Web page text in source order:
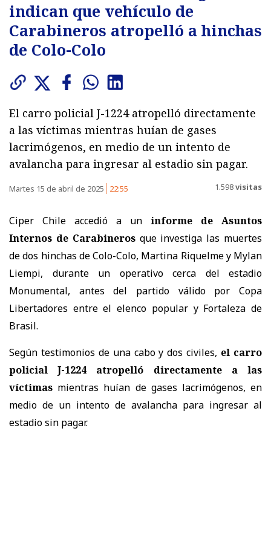
indican que vehículo de
Carabineros atropelló a hinchas
de Colo-Colo
El carro policial J-1224 atropelló directamente
a las víctimas mientras huían de gases
lacrimógenos, en medio de un intento de
avalancha para ingresar al estadio sin pagar.
Martes 15 de abril de 2025 22:55 1.598visitas
Ciper Chile accedió a un informe de Asuntos
Internos de Carabinerosque investiga las muertes
de dos hinchas de Colo-Colo, Martina Riquelme y Mylan
Liempi, durante un operativo cerca del estadio
Monumental, antes del partido válido por Copa
Libertadores entre el elenco popular y Fortaleza de
Brasil.
Según testimonios de una cabo y dos civiles, el carro
policial J-1224 atropelló directamente a las
víctimas mientras huían de gases lacrimógenos, en
medio de un intento de avalancha para ingresar al
estadio sin pagar.